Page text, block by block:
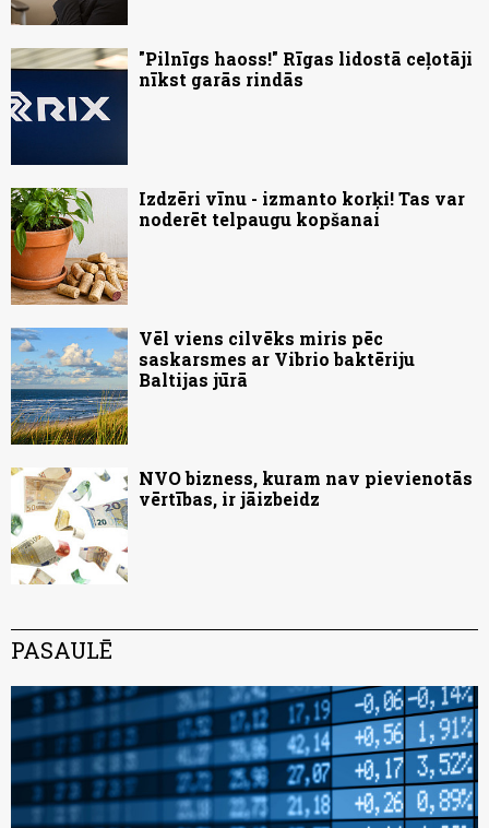
"Pilnīgs haoss!" Rīgas lidostā ceļotāji
nīkst garās rindās
Izdzēri vīnu - izmanto korķi! Tas var
noderēt telpaugu kopšanai
Vēl viens cilvēks miris pēc
saskarsmes ar Vibrio baktēriju
Baltijas jūrā
NVO bizness, kuram nav pievienotās
vērtības, ir jāizbeidz
PASAULĒ